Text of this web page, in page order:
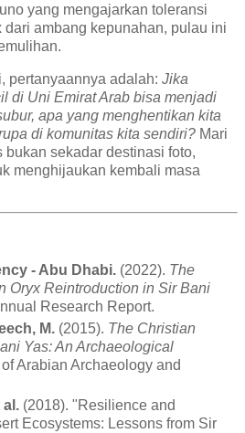
yang mengajarkan toleransi
dari ambang kepunahan, pulau ini
pertanyaannya adalah: Jika
di Uni Emirat Arab bisa menjadi
apa yang menghentikan kita
di komunitas kita sendiri? Mari
bukan sekadar destinasi foto,
menghijaukan kembali masa
- Abu Dhabi. (2022). The
Oryx Reintroduction in Sir Bani
Research Report.
M. (2015). The Christian
Yas: An Archaeological
Arabian Archaeology and
al. (2018). "Resilience and
Ecosystems: Lessons from Sir